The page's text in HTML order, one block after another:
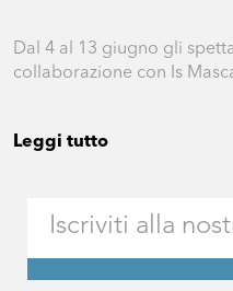
Dal 4 al 13 giugno gli
collaborazione con Is
Leggi tutto